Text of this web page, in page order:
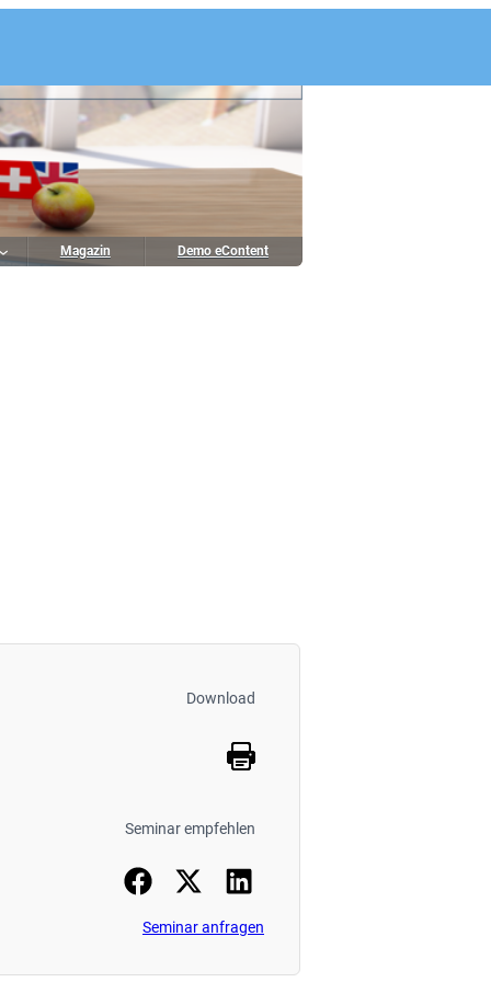
Magazin Demo eContent
Download
Seminar empfehlen
Seminar anfragen